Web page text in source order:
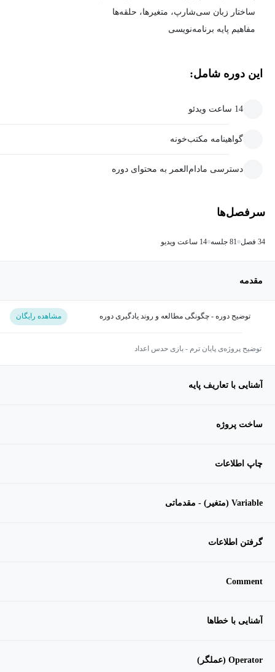
ساختار زبان سی‌شارپ، متغیرها، حلقه‌ها
مفاهیم پایه برنامه‌نویسی
این دوره شامل:
14 ساعت ویدئو
گواهینامه مکتب‌خونه
دسترسی مادام‌العمر به محتوای دوره
سرفصل‌ها
34 فصل 81 جلسه 14 ساعت ویدیو
مقدمه
توضیح دوره - چگونگی مطالعه و روند یادگیری دوره مشاهده رایگان
توضیح پروژه‌ی پایان ترم - بازی حدس اعداد
آشنایی با تعاریف پایه
ساخت پروژه
چاپ اطلاعات
Variable (متغیر) - مقدماتی
گرفتن اطلاعات
Comment
آشنایی با خطاها
Operator (عملگر)